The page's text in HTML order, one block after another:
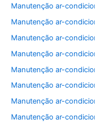
Manutenção ar-
Manutenção ar-
Manutenção ar-
Manutenção ar-
Manutenção ar-
Manutenção ar-
Manutenção ar-
Manutenção ar-